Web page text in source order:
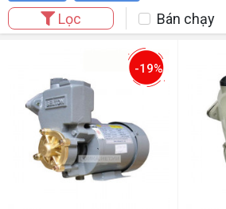
Lọc Bán chạy
-19%